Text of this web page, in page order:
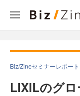
Biz/Zineセミナーレポート
LIXILのグ